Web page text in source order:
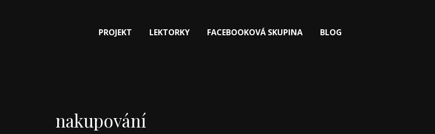
PROJEKT LEKTORKY FACEBOOKOVÁ SKUPINA BLOG
nakupování